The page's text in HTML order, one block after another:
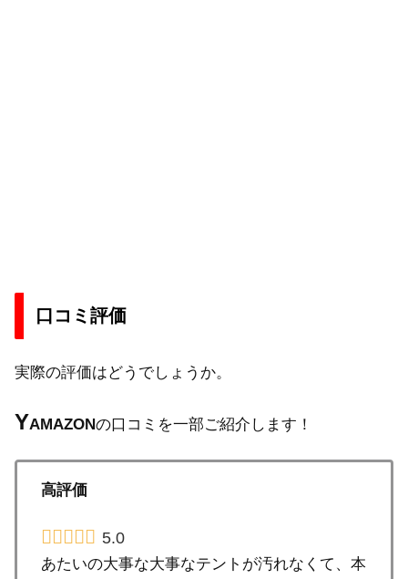
口コミ評価
実際の評価はどうでしょうか。
YAMAZONの口コミを一部ご紹介します！
高評価
5.0
あたいの大事な大事なテントが汚れなくて、本